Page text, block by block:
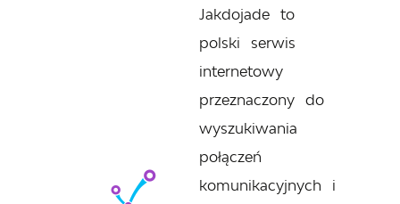
Jakdojade to
polski serwis
internetowy
przeznaczony do
wyszukiwania
połączeń
komunikacyjnych i